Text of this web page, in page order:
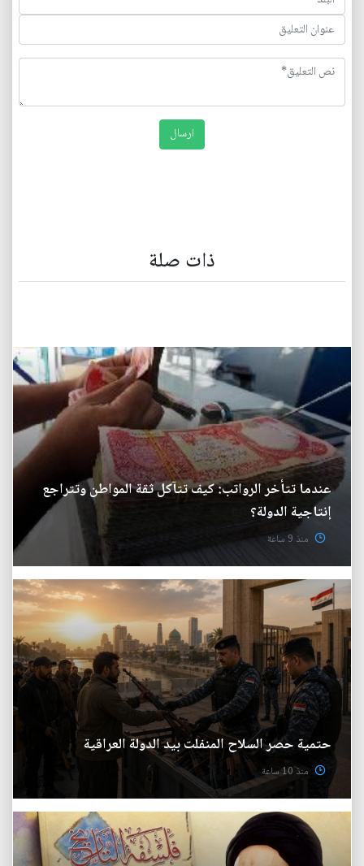
ذات صلة
عندما تتأخر الرواتب: كيف تتآكل ثقة المواطن وتتراجع
إنتاجية الدولة؟
منذ 9 ساعة
حتمية حصر السلاح المنفلت بيد الدولة العراقية
منذ 10 ساعة